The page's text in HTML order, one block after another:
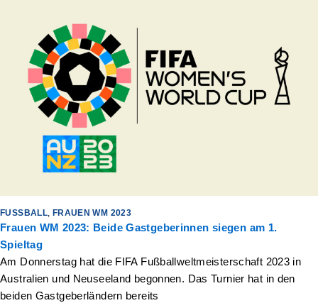
FUSSBALL , FRAUEN WM 2023
Frauen WM 2023: Beide Gastgeberinnen siegen am 1.
Spieltag
Am Donnerstag hat die FIFA Fußballweltmeisterschaft 2023 in
Australien und Neuseeland begonnen. Das Turnier hat in den
beiden Gastgeberländern bereits